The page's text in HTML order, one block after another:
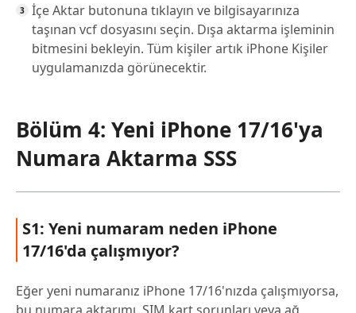
İçe Aktar butonuna tıklayın ve bilgisayarınıza
taşınan vcf dosyasını seçin. Dışa aktarma işleminin
bitmesini bekleyin. Tüm kişiler artık iPhone Kişiler
uygulamanızda görünecektir.
Bölüm 4: Yeni iPhone 17/16'ya
Numara Aktarma SSS
S1: Yeni numaram neden iPhone
17/16'da çalışmıyor?
Eğer yeni numaranız iPhone 17/16'nızda çalışmıyorsa,